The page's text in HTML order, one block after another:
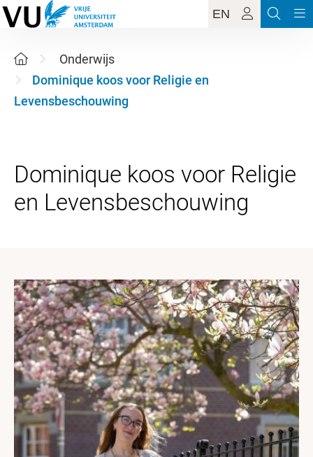
EN
Onderwijs
Dominique koos voor Religie en
Levensbeschouwing
Dominique koos voor Religie